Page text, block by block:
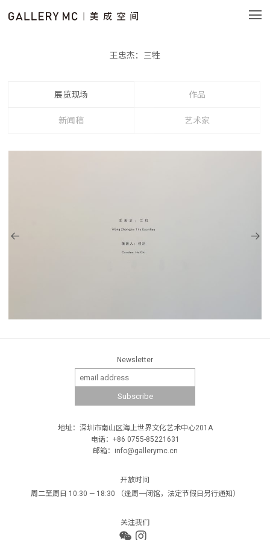
王忠杰：三牲
展览现场 作品
新闻稿 艺术家
Newsletter
地址：深圳市南山区海上世界文化艺术中心201A
电话：+86 0755-85221631
邮箱：info@gallerymc.cn
开放时间
周二至周日 10:30 — 18:30 （逢周一闭馆，法定节假日另行通知）
关注我们